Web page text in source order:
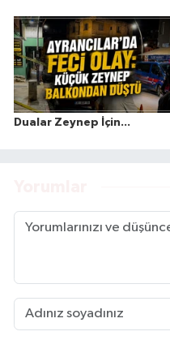
Dualar Zeynep İçin...